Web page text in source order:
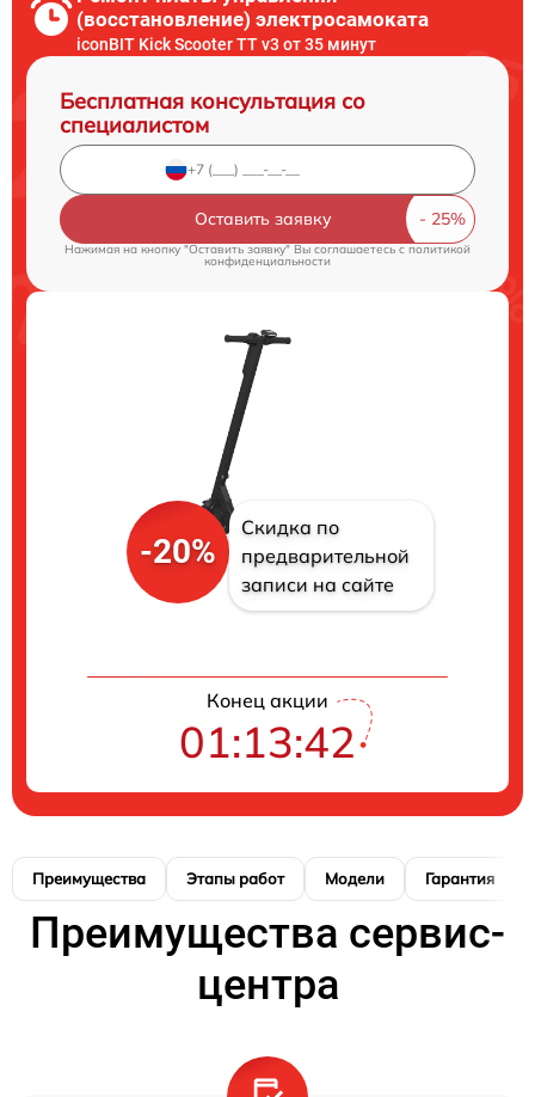
(восстановление) электросамоката
iconBIT Kick Scooter TT v3 от 35 минут
Бесплатная консультация со
специалистом
Оставить заявку
Нажимая на кнопку "Оставить заявку" Вы соглашаетесь cполитикой
конфиденциальности
-20%
Скидка по
предварительной
записи на сайте
Конец акции
01:13:41
Преимущества Этапы работ Модели Гарантия
Преимущества сервис-
центра